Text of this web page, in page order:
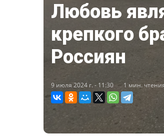
Любовь
крепкого
Россиян
9 июля 2024 г. - 11:30 1 мин.